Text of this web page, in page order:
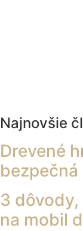
Najnovšie
Drevené
3
na mobil